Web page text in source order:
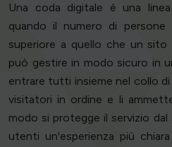
Una coda digitale è una
quando il numero di
superiore a quello che un
può gestire in modo sicuro in
entrare tutti insieme nel collo
visitatori in ordine e li
modo si protegge il servizio
utenti un'esperienza più